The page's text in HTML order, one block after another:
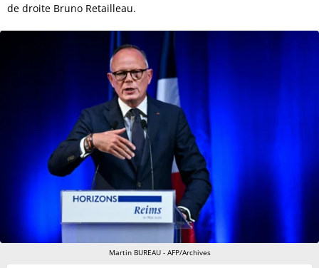
de droite Bruno Retailleau.
Martin BUREAU - AFP/Archives